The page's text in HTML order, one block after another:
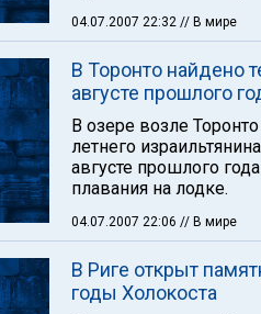
04.07.2007 22:32 // В мире
В Торонто найдено
августе прошлого
В озере возле
летнего
августе прошлого
плавания на лодке.
04.07.2007 22:06 // В мире
В Риге открыт
годы Холокоста